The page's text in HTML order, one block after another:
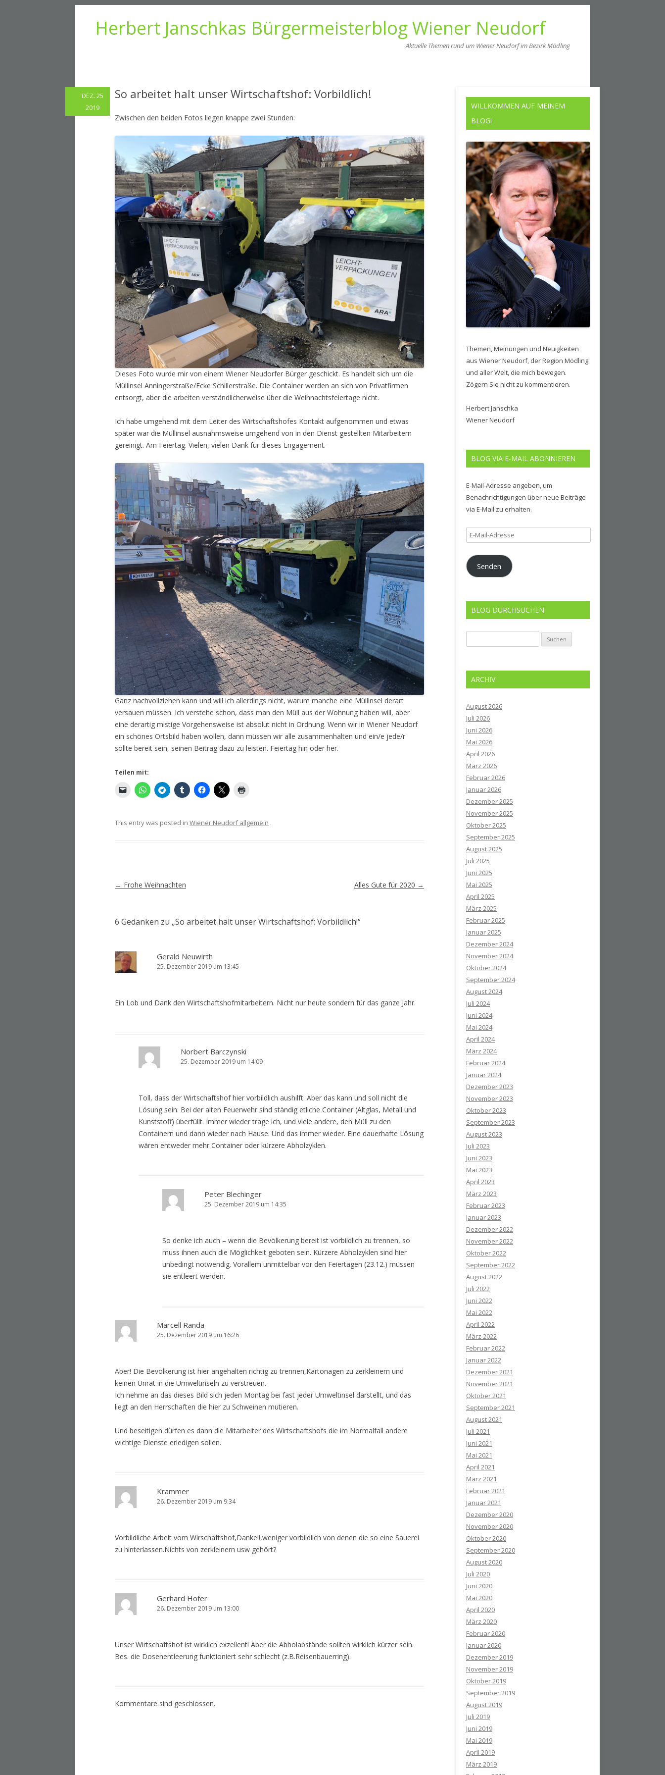
Herbert Janschkas Bürgermeisterblog Wiener Neudorf
Aktuelle Themen rund um Wiener Neudorf im Bezirk Mödling
So arbeitet halt unser Wirtschaftshof: Vorbildlich!
Zwischen den beiden Fotos liegen knappe zwei Stunden:
Dieses Foto wurde mir von einem Wiener Neudorfer Bürger geschickt. Es handelt sich um die
Müllinsel Anningerstraße/Ecke Schillerstraße. Die Container werden an sich von Privatfirmen
entsorgt, aber die arbeiten verständlicherweise über die Weihnachtsfeiertage nicht.
Ich habe umgehend mit dem Leiter des Wirtschaftshofes Kontakt aufgenommen und etwas
später war die Müllinsel ausnahmsweise umgehend von in den Dienst gestellten Mitarbeitern
gereinigt. Am Feiertag. Vielen, vielen Dank für dieses Engagement.
Ganz nachvollziehen kann und will ich allerdings nicht, warum manche eine Müllinsel derart
versauen müssen. Ich verstehe schon, dass man den Müll aus der Wohnung haben will, aber
eine derartig mistige Vorgehensweise ist absolut nicht in Ordnung. Wenn wir in Wiener Neudorf
ein schönes Ortsbild haben wollen, dann müssen wir alle zusammenhalten und ein/e jede/r
sollte bereit sein, seinen Beitrag dazu zu leisten. Feiertag hin oder her.
Teilen mit:
This entry was posted in Wiener Neudorf allgemein .
DEZ. 25
2019
Artikel-
← Frohe Weihnachten Alles Gute für 2020 →
6 Gedanken zu „So arbeitet halt unser Wirtschaftshof: Vorbildlich!“
Gerald Neuwirth
25. Dezember 2019 um 13:45
Ein Lob und Dank den Wirtschaftshofmitarbeitern. Nicht nur heute sondern für das ganze Jahr.
Norbert Barczynski
25. Dezember 2019 um 14:09
Toll, dass der Wirtschaftshof hier vorbildlich aushilft. Aber das kann und soll nicht die
Lösung sein. Bei der alten Feuerwehr sind ständig etliche Container (Altglas, Metall und
Kunststoff) überfüllt. Immer wieder trage ich, und viele andere, den Müll zu den
Containern und dann wieder nach Hause. Und das immer wieder. Eine dauerhafte Lösung
wären entweder mehr Container oder kürzere Abholzyklen.
Peter Blechinger
25. Dezember 2019 um 14:35
So denke ich auch – wenn die Bevölkerung bereit ist vorbildlich zu trennen, so
muss ihnen auch die Möglichkeit geboten sein. Kürzere Abholzyklen sind hier
unbedingt notwendig. Vorallem unmittelbar vor den Feiertagen (23.12.) müssen
sie entleert werden.
Marcell Randa
25. Dezember 2019 um 16:26
Aber! Die Bevölkerung ist hier angehalten richtig zu trennen,Kartonagen zu zerkleinern und
keinen Unrat in die Umweltinseln zu verstreuen.
Ich nehme an das dieses Bild sich jeden Montag bei fast jeder Umweltinsel darstellt, und das
liegt an den Herrschaften die hier zu Schweinen mutieren.
Und beseitigen dürfen es dann die Mitarbeiter des Wirtschaftshofs die im Normalfall andere
wichtige Dienste erledigen sollen.
Krammer
26. Dezember 2019 um 9:34
Vorbildliche Arbeit vom Wirschaftshof,Danke!!,weniger vorbildlich von denen die so eine Sauerei
zu hinterlassen.Nichts von zerkleinern usw gehört?
Gerhard Hofer
26. Dezember 2019 um 13:00
Unser Wirtschaftshof ist wirklich exzellent! Aber die Abholabstände sollten wirklich kürzer sein.
Bes. die Dosenentleerung funktioniert sehr schlecht (z.B.Reisenbauerring).
Kommentare sind geschlossen.
WILLKOMMEN AUF MEINEM
BLOG!
Themen, Meinungen und Neuigkeiten
aus Wiener Neudorf, der Region Mödling
und aller Welt, die mich bewegen.
Zögern Sie nicht zu kommentieren.
Herbert Janschka
Wiener Neudorf
BLOG VIA E-MAIL ABONNIEREN
E-Mail-Adresse angeben, um
Benachrichtigungen über neue Beiträge
via E-Mail zu erhalten.
E-
Mail-
Adresse
Senden
BLOG DURCHSUCHEN
nach:
ARCHIV
August 2026
Juli 2026
Juni 2026
Mai 2026
April 2026
März 2026
Februar 2026
Januar 2026
Dezember 2025
November 2025
Oktober 2025
September 2025
August 2025
Juli 2025
Juni 2025
Mai 2025
April 2025
März 2025
Februar 2025
Januar 2025
Dezember 2024
November 2024
Oktober 2024
September 2024
August 2024
Juli 2024
Juni 2024
Mai 2024
April 2024
März 2024
Februar 2024
Januar 2024
Dezember 2023
November 2023
Oktober 2023
September 2023
August 2023
Juli 2023
Juni 2023
Mai 2023
April 2023
März 2023
Februar 2023
Januar 2023
Dezember 2022
November 2022
Oktober 2022
September 2022
August 2022
Juli 2022
Juni 2022
Mai 2022
April 2022
März 2022
Februar 2022
Januar 2022
Dezember 2021
November 2021
Oktober 2021
September 2021
August 2021
Juli 2021
Juni 2021
Mai 2021
April 2021
März 2021
Februar 2021
Januar 2021
Dezember 2020
November 2020
Oktober 2020
September 2020
August 2020
Juli 2020
Juni 2020
Mai 2020
April 2020
März 2020
Februar 2020
Januar 2020
Dezember 2019
November 2019
Oktober 2019
September 2019
August 2019
Juli 2019
Juni 2019
Mai 2019
April 2019
März 2019